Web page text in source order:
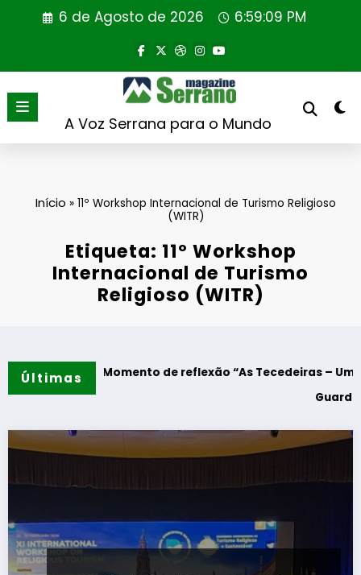
6 de Agosto de 2026 6:59:10 PM
A Voz Serrana para o Mundo
Início »11º Workshop Internacional de Turismo Religioso
(WITR)
Etiqueta: 11º Workshop
Internacional de Turismo
Religioso (WITR)
Últimas
– Momento de reflexão “As Tecedeiras – Uma Questão
Guarda –